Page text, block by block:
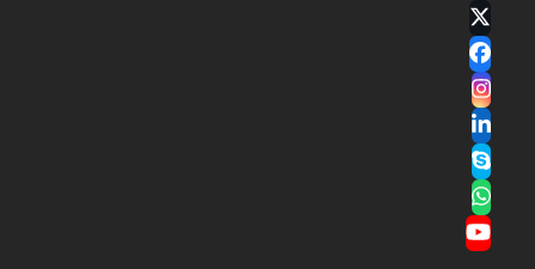
Twitter
(deprecated)
Facebook
Instagram
LinkedIn
Skype
Whatsapp
YouTube